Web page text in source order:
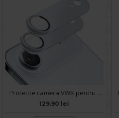
Protectie camera VWK pentru iPhone 17 Air - Blue
129.90 lei